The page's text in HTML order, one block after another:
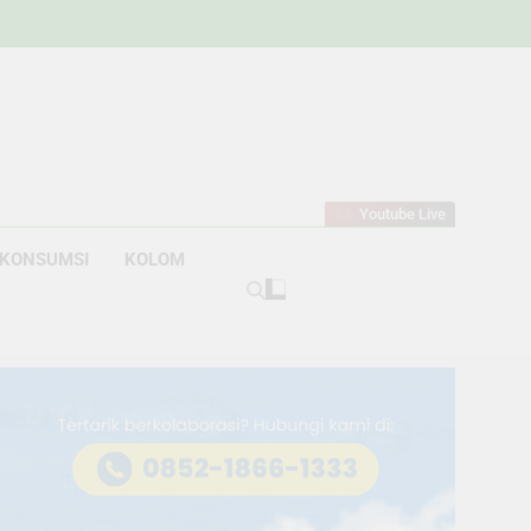
Youtube Live
KONSUMSI KOLOM